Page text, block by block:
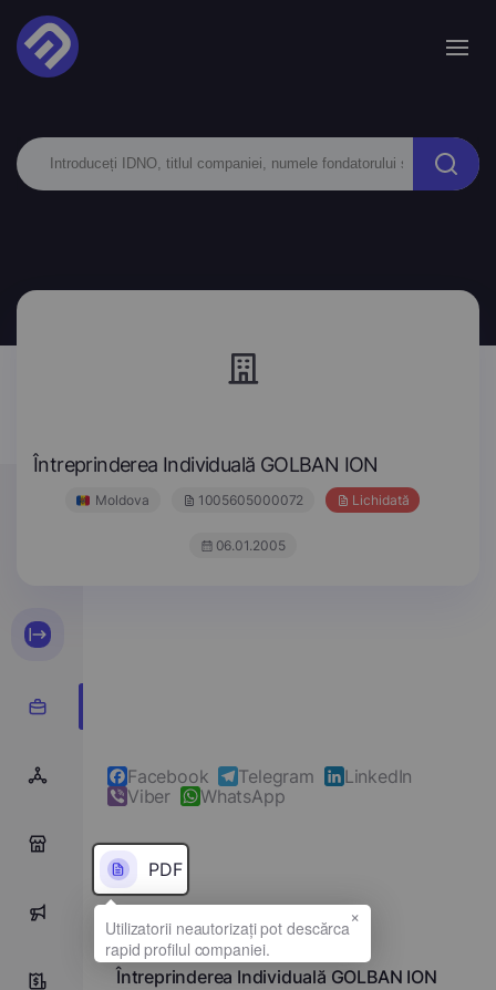
Întreprinderea Individuală GOLBAN ION
Moldova 1005605000072 Lichidată
06.01.2005
0
Facebook Telegram
LinkedIn
Viber
WhatsApp
PDF
Denumirea completă
Întreprinderea Individuală GOLBAN ION
×